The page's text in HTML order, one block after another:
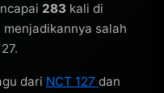
283 kali di
salah
dari NCT 127 dan